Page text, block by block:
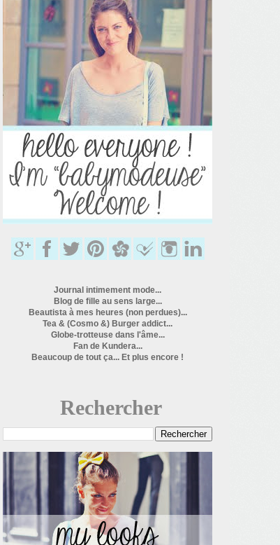
Journal intimement mode...
Blog de fille au sens large...
Beautista à mes heures (non perdues)...
Tea & (Cosmo &) Burger addict...
Globe-trotteuse dans l'âme...
Fan de Kundera...
Beaucoup de tout ça... Et plus encore !
Rechercher